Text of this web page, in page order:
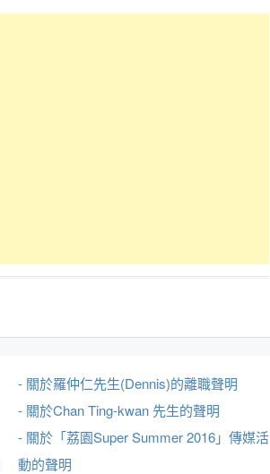
- 關於羅仲仁先生(Dennis)的離職聲明
- 關於Chan Ting-kwan 先生的聲明
- 關於「荔園Super Summer 2016」傳媒活
動的聲明